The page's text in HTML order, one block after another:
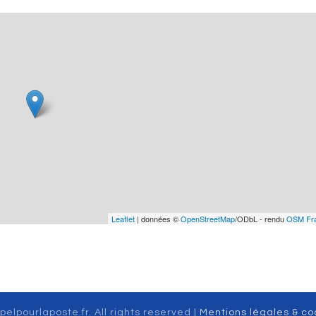
Leaflet | données ©OpenStreetMap/ODbL - renduOSM
All rights reserved | Mentions légales &